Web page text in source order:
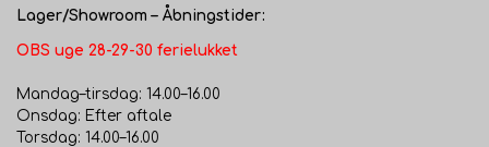
Lager/Showroom – Åbningstider:
OBS uge 28-29-30 ferielukket
Mandag–tirsdag: 14.00–16.00
Onsdag: Efter aftale
Torsdag: 14.00–16.00